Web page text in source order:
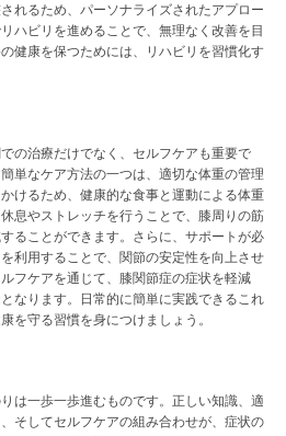
れるため、パーソナライズされたアプロー
ハビリを進めることで、無理なく改善を目
健康を保つためには、リハビリを習慣化す
の治療だけでなく、セルフケアも重要で
単なケア方法の一つは、適切な体重の管理
けるため、健康的な食事と運動による体重
息やストレッチを行うことで、膝周りの筋
ることができます。さらに、サポートが必
利用することで、関節の安定性を向上させ
フケアを通じて、膝関節症の症状を軽減
なります。日常的に簡単に実践できるこれ
を守る習慣を身につけましょう。
は一歩一歩進むものです。正しい知識、適
そしてセルフケアの組み合わせが、症状の